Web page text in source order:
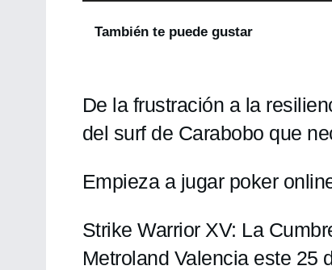
También te puede gustar
De la frustración a la
del surf de Carabobo que
Empieza a jugar poker
Strike Warrior XV: La
Metroland Valencia este 25